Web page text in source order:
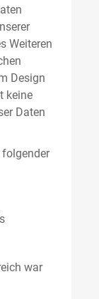
Weiteren
Design
keine
Daten
folgender
war